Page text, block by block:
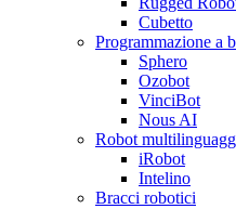
Cubetto
Programmazione a
Sphero
Ozobot
VinciBot
Nous AI
Robot
iRobot
Intelino
Bracci robotici